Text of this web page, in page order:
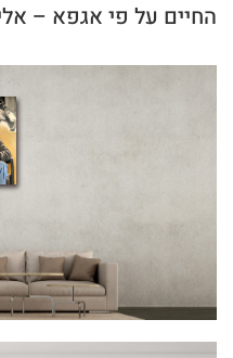
החיים על פי אגפא –